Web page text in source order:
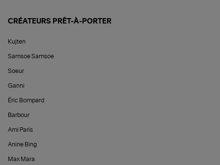
CRÉATEURS PRÊT-À-PORTER
Kujten
Samsoe Samsoe
Soeur
Ganni
Éric Bompard
Barbour
Ami Paris
Anine Bing
Max Mara